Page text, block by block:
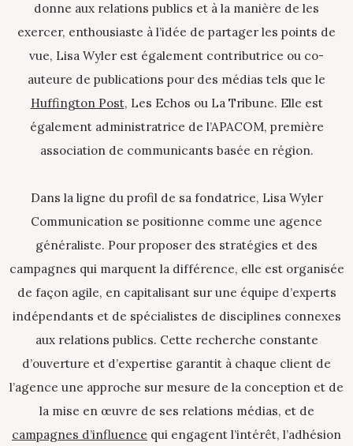
donne aux relations publics et à la manière de les
exercer, enthousiaste à l’idée de partager les points de
vue, Lisa Wyler est également contributrice ou co-
auteure de publications pour des médias tels que le
Huffington Post, Les Echos ou La Tribune. Elle est
également administratrice de l’APACOM, première
association de communicants basée en région.
Dans la ligne du profil de sa fondatrice, Lisa Wyler
Communication se positionne comme une agence
généraliste. Pour proposer des stratégies et des
campagnes qui marquent la différence, elle est organisée
de façon agile, en capitalisant sur une équipe d’experts
indépendants et de spécialistes de disciplines connexes
aux relations publics. Cette recherche constante
d’ouverture et d’expertise garantit à chaque client de
l’agence une approche sur mesure de la conception et de
la mise en œuvre de ses relations médias, et de
campagnes d’influence qui engagent l’intérêt, l’adhésion